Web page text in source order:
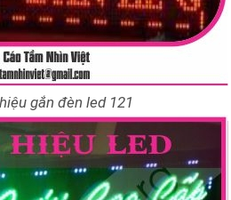
gắn đèn led 121